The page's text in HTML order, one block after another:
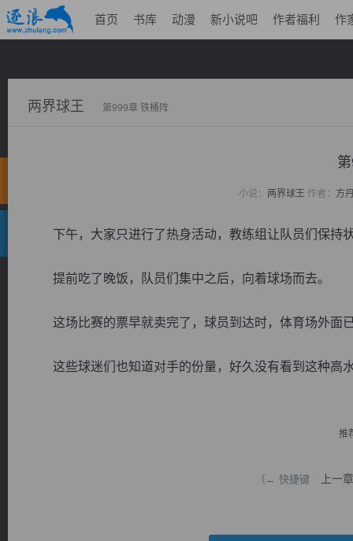
首页 书库 动漫 新小说吧 作者福利 作
两界球王 第999章 铁桶阵
小说： 两界球王作者： 方
下午，大家只进行了热身活动，教练组让队员们保持
提前吃了晚饭，队员们集中之后，向着球场而去。
这场比赛的票早就卖完了，球员到达时，体育场外面
这些球迷们也知道对手的份量，好久没有看到这种高
推
（← 快捷键 上一章